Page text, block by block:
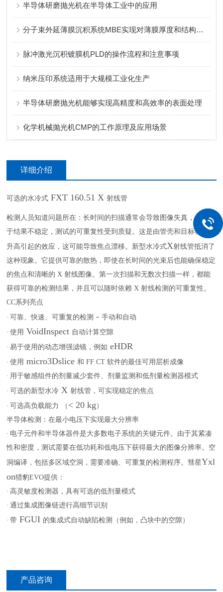
半导体研磨抛光机在半导体工业中的应用
分子束外延薄膜沉积系统MBE实现对薄膜厚度和结构的精确调控
脉冲激光沉积镀膜机PLD的操作流程和注意事项
纳米压印系统适用于大规模工业化生产
半导体研磨抛光机能够实现高精度和高效率的表面处理
化学机械抛光机CMP的工作原理及应用场景
详细介绍
可选的水冷式 FXT 160.51 X 射线管
检测人员知道问题所在：长时间的扫描通常会导致图像失真，并且由
于结果不稳定，测试的可重复性受到质疑。这是由管壳和目标物温度
升高引起的效应，这可能导致焦点漂移。新型水冷式X射线管抵消了
这种现象。它提供可靠的散热，即使在长时间的光束后也能确保稳定
的焦点和清晰的 X射线图像。第一次扫描和无数次扫描一样，都能
获得可靠的检测结果，并且可以随时依赖 X射线检测的可重复性。
CC系列亮点
·可靠、快速、可重复的检测 -手动和自动
·使用 VoidInspect 自动计算空隙
·易于使用的动态增强滤镜，例如 eHDR
·使用 micro3Dslice和FF CT软件的最佳可用层析成像
· 用于敏感组件的剂量减少套件、剂量监测和低剂量检测器模式
·可选的新型水冷 X射线管，可实现稳定的焦点
·可选高负载能力 （ < 20 kg ）
半导体检测：在最小电压下实现最大分辨率
· 电子元件和半导体器件是大多数电子系统的关键元件。由于其紧凑
性和密度，测试需要在低功耗和低电压下获得最大的图像分辨率。空
洞编译，包括多区域空洞，需要准确、可重复的检测程序。彗星Yxl
on猎豹EVO提供：
· 高灵敏度检测器，具有可选的低剂量模式
·通过集成图像链进行高细节识别
·带 FGUI 的集成式自动缺陷检测（例如，凸块中的空隙）
产品咨询